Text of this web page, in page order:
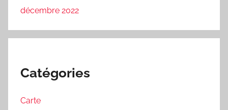
décembre 2022
Catégories
Carte